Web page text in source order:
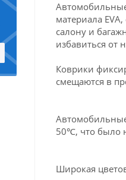
материала
салону и
избавиться от
Коврики
смещаются в
50℃, что было
Широкая